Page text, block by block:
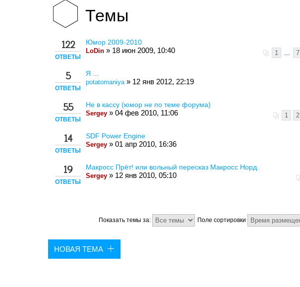
Темы
122
ОТВЕТЫ
Юмор 2009-2010
1 ... 7
LoDin » 18 июн 2009, 10:40
5
ОТВЕТЫ
Я ...
potatomaniya » 12 янв 2012, 22:19
55
ОТВЕТЫ
Не в кассу (юмор не по теме форума)
1 2
Sergey » 04 фев 2010, 11:06
14
ОТВЕТЫ
SDF Power Engine
Sergey » 01 апр 2010, 16:36
19
ОТВЕТЫ
Макросс Прёт! или вольный пересказ Макросс Норд.
Sergey » 12 янв 2010, 05:10
Показать темы за: Поле сортировки
НОВАЯ ТЕМА